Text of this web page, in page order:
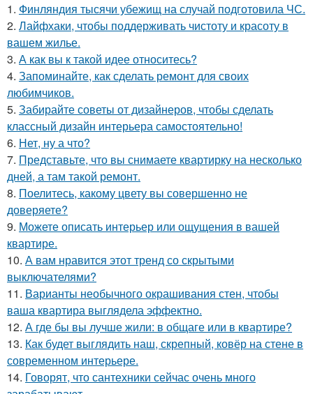
1. Финляндия тысячи убежищ на случай подготовила ЧС.
2. Лайфхаки, чтобы поддерживать чистоту и красоту в
вашем жилье.
3. А как вы к такой идее относитесь?
4. Запоминайте, как сделать ремонт для своих
любимчиков.
5. Забирайте советы от дизайнеров, чтобы сделать
классный дизайн интерьера самостоятельно!
6. Нет, ну а что?
7. Представьте, что вы снимаете квартирку на несколько
дней, а там такой ремонт.
8. Поелитесь, какому цвету вы совершенно не
доверяете?
9. Можете описать интерьер или ощущения в вашей
квартире.
10. А вам нравится этот тренд со скрытыми
выключателями?
11. Варианты необычного окрашивания стен, чтобы
ваша квартира выглядела эффектно.
12. А где бы вы лучше жили: в общаге или в квартире?
13. Как будет выглядить наш, скрепный, ковёр на стене в
современном интерьере.
14. Говорят, что сантехники сейчас очень много